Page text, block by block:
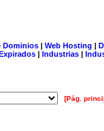
Dominios| Web Hosting |
| Industrias |
[Pág.